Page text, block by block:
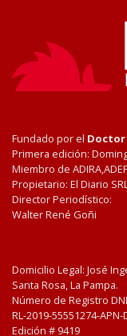
Fundado por el Doctor
Primera edición:
Miembro de
Propietario: El Diario
Director Periodístico:
Walter René Goñi
Domicilio Legal: José
Santa Rosa, La Pampa.
Número de Registro
RL-2019-55551274-APN-
Edición # 9419